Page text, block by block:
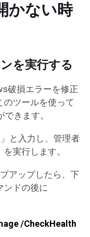
かない時
を実行する
破損エラーを修正
のツールを使って
きます。
」と入力し、管理者
を実行します。
アップしたら、下
ンドの後に
/CheckHealth